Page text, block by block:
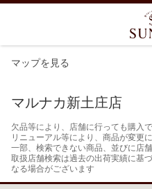
マップを見る
マルナカ新土庄店
欠品等により、店舗に行っても購入
リニューアル等により、商品が変更
一部、検索できない商品、並びに店
取扱店舗検索は過去の出荷実績に基
なる場合がございます